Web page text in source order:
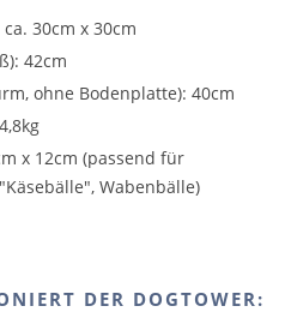
30cm x 30cm
42cm
ohne Bodenplatte): 40cm
x 12cm (passend für
Wabenbälle)
DER DOGTOWER: